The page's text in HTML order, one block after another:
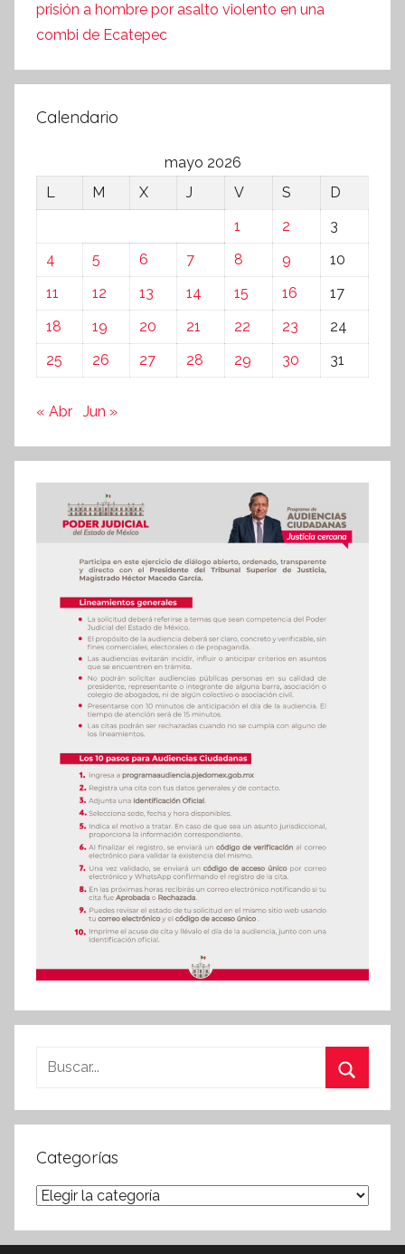
prisión a hombre por asalto violento en una
combi de Ecatepec
Calendario
mayo 2026
L
M X J V S
D
1
2
3
4
5 6 7 8 9
10
11
12 13 14 15 16
17
18
19 20 21 22 23
24
25
26 27 28 29 30 31
« Abr Jun »
Buscar:
Categorías
Categorías